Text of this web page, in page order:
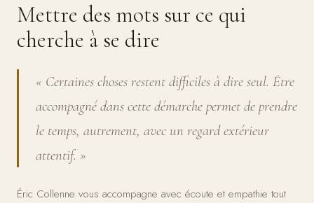
Mettre des mots sur ce qui
cherche à se dire
« Certaines choses restent difficiles à dire seul. Être
accompagné dans cette démarche permet de prendre
le temps, autrement, avec un regard extérieur
attentif. »
Éric Collenne vous accompagne avec écoute et empathie tout